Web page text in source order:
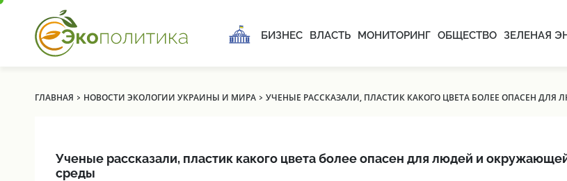
БИЗНЕС ВЛАСТЬ МОНИТОРИНГ ОБЩЕСТВО ЗЕЛЕНАЯ
ГЛАВНАЯ › НОВОСТИ ЭКОЛОГИИ УКРАИНЫ И МИРА› УЧЕНЫЕ РАССКАЗАЛИ, ПЛАСТИК КАКОГО ЦВЕТА БОЛЕЕ ОПАСЕН
Ученые рассказали, пластик какого цвета более опасен для людей и
среды